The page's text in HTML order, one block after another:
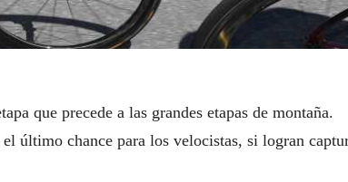
que precede a las grandes etapas de montaña.
último chance para los velocistas, si logran